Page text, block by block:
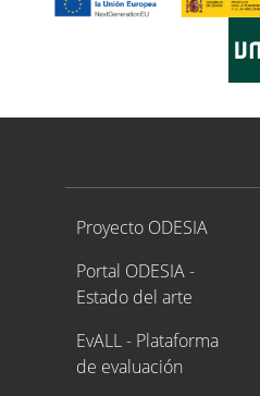
Proyecto ODESIA
Proyecto ODESIA
Portal ODESIA -
Estado del arte
EvALL - Plataforma
de evaluación